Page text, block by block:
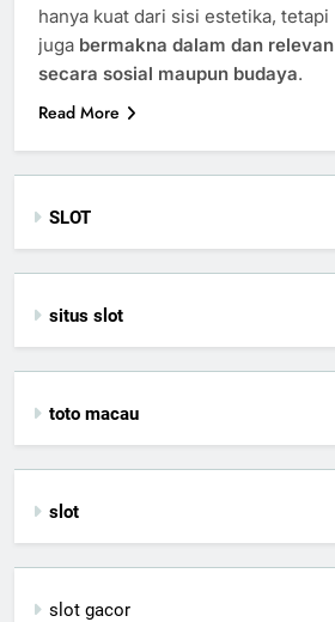
hanya kuat dari sisi estetika, tetapi
juga bermakna dalam dan relevan
secara sosial maupun budaya.
Read More
SLOT
situs slot
toto macau
slot
slot gacor